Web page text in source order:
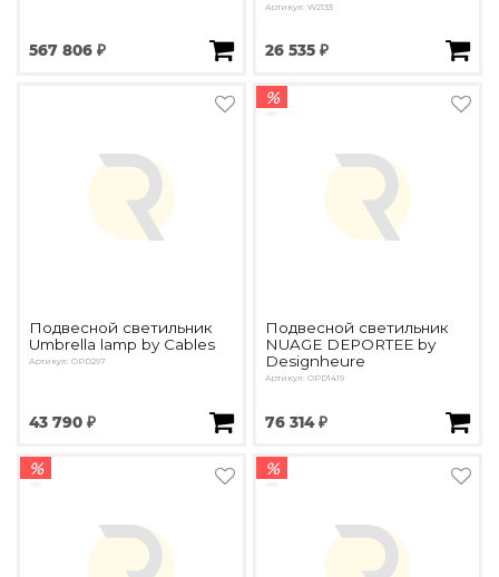
567 806 ₽
Артикул: W2133
26 535 ₽
Подвесной светильник
Umbrella lamp by Cables
Артикул: OPD297
43 790 ₽
%
Подвесной светильник
NUAGE DEPORTEE by
Designheure
Артикул: OPD1419
76 314 ₽
% %